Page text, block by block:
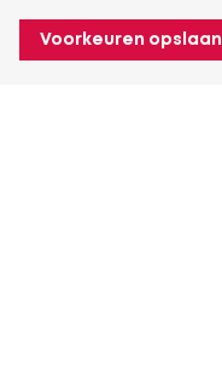
Voorkeuren opslaan